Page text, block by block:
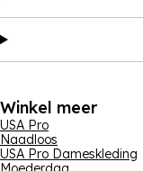
Winkel meer
USA Pro
Naadloos
USA Pro Dameskleding